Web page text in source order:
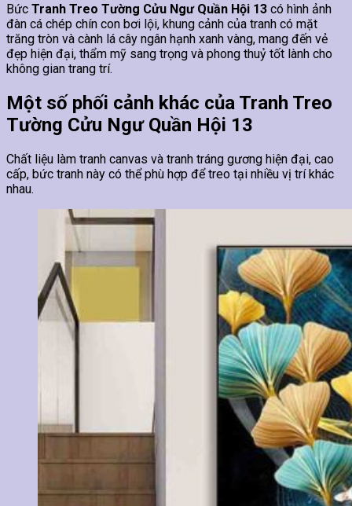
Bức Tranh Treo Tường Cửu Ngư Quần Hội 13 có hình ảnh
đàn cá chép chín con bơi lội, khung cảnh của tranh có mặt
trăng tròn và cành lá cây ngân hạnh xanh vàng, mang đến vẻ
đẹp hiện đại, thẩm mỹ sang trọng và phong thuỷ tốt lành cho
không gian trang trí.
Một số phối cảnh khác của Tranh Treo
Tường Cửu Ngư Quần Hội 13
Chất liệu làm tranh canvas và tranh tráng gương hiện đại, cao
cấp, bức tranh này có thể phù hợp để treo tại nhiều vị trí khác
nhau.